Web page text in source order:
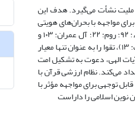
ملیت نشأت می‌گیرد. هدف این
مواجهه با بحران‌های هویتی
معاصر است. این پژوهش با روش توصیفی-تحلیلی و با استناد به آراء مفسران، به تحلیل آیات کلیدی قرآن کریم(به‌ویژه حجرات: ۱۳؛ و همچنین انبیاء: ۹۲؛ روم: ۲۲؛ آل عمران: ۱۰۳ و
۹۵)در باب نظام ارزشی و معیار کرامت انسانی پرداخته است. یافته‌ها نشان می‌دهد که قرآن کریم، با محوریت آیه «إِنَّ أَکْرَمَکُمْ عِندَ اللَّهِ أَتْقَاکُمْ»(حجرات: ۱۳)، تقوا را به عنوان تنها معیار
الهی، دعوت به تشکیل امت
می‌کند. نظام ارزشی قرآن با
توجهی برای مواجهه مؤثر با
اسلامی را داراست